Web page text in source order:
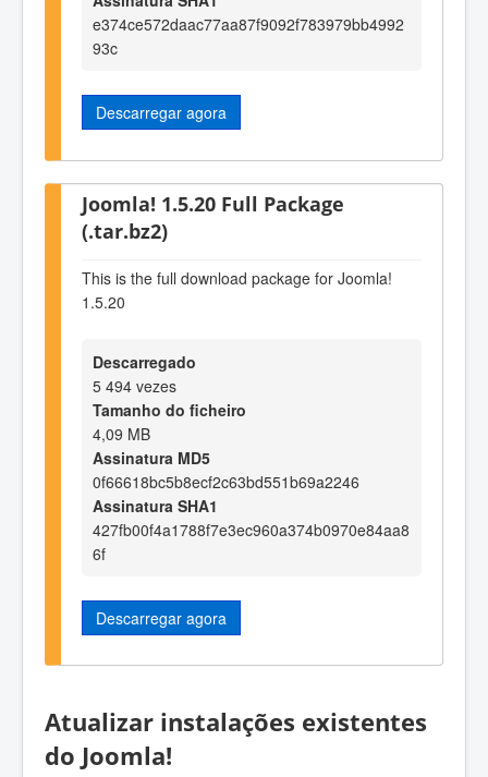
e374ce572daac77aa87f9092f783979bb4992
93c
Descarregar agora
Joomla! 1.5.20 Full Package
(.tar.bz2)
This is the full download package for Joomla!
1.5.20
Descarregado
5 494 vezes
Tamanho do ficheiro
4,09 MB
Assinatura MD5
0f66618bc5b8ecf2c63bd551b69a2246
Assinatura SHA1
427fb00f4a1788f7e3ec960a374b0970e84aa8
6f
Descarregar agora
Atualizar instalações existentes
do Joomla!